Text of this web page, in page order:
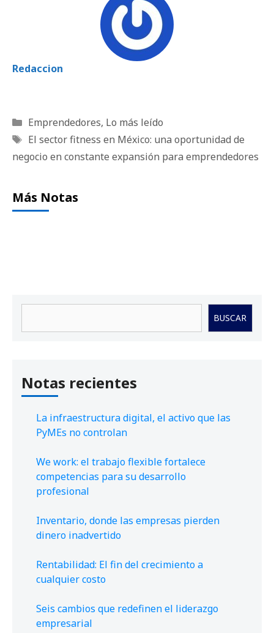
Redaccion
Categorías
Emprendedores, Lo más leído
Etiquetas
El sector fitness en México: una oportunidad de
negocio en constante expansión para emprendedores
Más Notas
BUSCAR
Notas recientes
La infraestructura digital, el activo que las
PyMEs no controlan
We work: el trabajo flexible fortalece
competencias para su desarrollo
profesional
Inventario, donde las empresas pierden
dinero inadvertido
Rentabilidad: El fin del crecimiento a
cualquier costo
Seis cambios que redefinen el liderazgo
empresarial